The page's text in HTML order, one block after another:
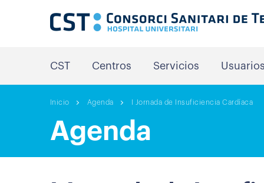
CST Centros Servicios
Inicio Agenda I Jornada de Insuficiencia Cardíaca
Agenda